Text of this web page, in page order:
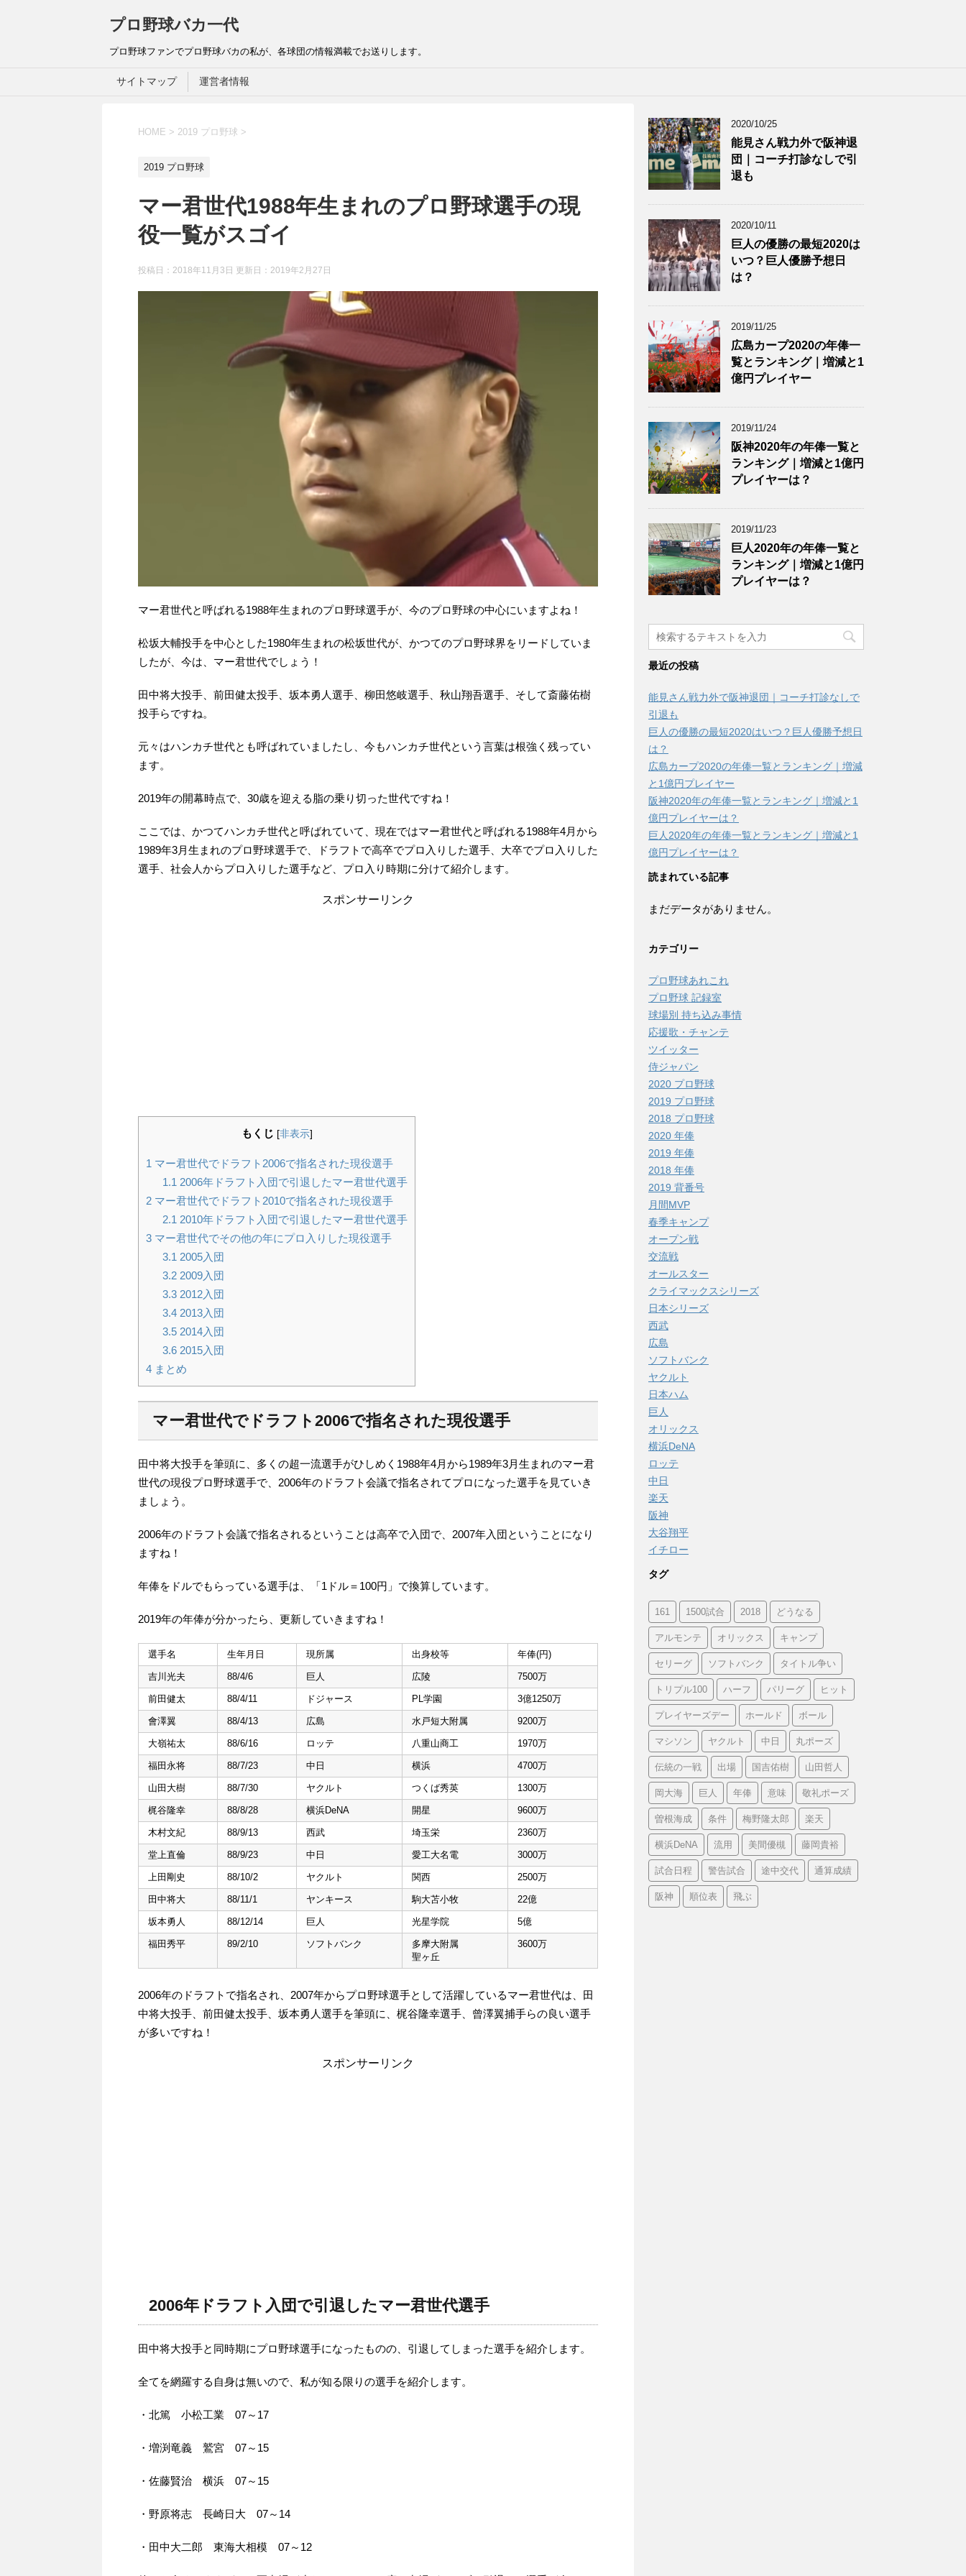
プロ野球バカ一代
プロ野球ファンでプロ野球バカの私が、各球団の情報満載でお送りします。
サイトマップ 運営者情報
HOME > 2019 プロ野球 >
2019 プロ野球
マー君世代1988年生まれのプロ野球選手の現
役一覧がスゴイ
投稿日：2018年11月3日 更新日： 2019年2月27日
マー君世代と呼ばれる1988年生まれのプロ野球選手が、今のプロ野球の中心にいますよね！
松坂大輔投手を中心とした1980年生まれの松坂世代が、かつてのプロ野球界をリードしていま
したが、今は、マー君世代でしょう！
田中将大投手、前田健太投手、坂本勇人選手、柳田悠岐選手、秋山翔吾選手、そして斎藤佑樹
投手らですね。
元々はハンカチ世代とも呼ばれていましたし、今もハンカチ世代という言葉は根強く残ってい
ます。
2019年の開幕時点で、30歳を迎える脂の乗り切った世代ですね！
ここでは、かつてハンカチ世代と呼ばれていて、現在ではマー君世代と呼ばれる1988年4月から
1989年3月生まれのプロ野球選手で、ドラフトで高卒でプロ入りした選手、大卒でプロ入りした
選手、社会人からプロ入りした選手など、プロ入り時期に分けて紹介します。
スポンサーリンク
もくじ [非表示]
1 マー君世代でドラフト2006で指名された現役選手
1.1 2006年ドラフト入団で引退したマー君世代選手
2 マー君世代でドラフト2010で指名された現役選手
2.1 2010年ドラフト入団で引退したマー君世代選手
3 マー君世代でその他の年にプロ入りした現役選手
3.1 2005入団
3.22009入団
3.32012入団
3.42013入団
3.52014入団
3.62015入団
4 まとめ
マー君世代でドラフト2006で指名された現役選手
田中将大投手を筆頭に、多くの超一流選手がひしめく1988年4月から1989年3月生まれのマー君
世代の現役プロ野球選手で、2006年のドラフト会議で指名されてプロになった選手を見ていき
ましょう。
2006年のドラフト会議で指名されるということは高卒で入団で、2007年入団ということになり
ますね！
年俸をドルでもらっている選手は、「1ドル＝100円」で換算しています。
2019年の年俸が分かったら、更新していきますね！
選手名 生年月日 現所属 出身校等 年俸(円)
吉川光夫 88/4/6 巨人 広陵 7500万
前田健太 88/4/11 ドジャース PL学園 3億1250万
會澤翼 88/4/13 広島 水戸短大附属 9200万
大嶺祐太 88/6/16 ロッテ 八重山商工 1970万
福田永将 88/7/23 中日 横浜 4700万
山田大樹 88/7/30 ヤクルト つくば秀英 1300万
梶谷隆幸 88/8/28 横浜DeNA 開星 9600万
木村文紀 88/9/13 西武 埼玉栄 2360万
堂上直倫 88/9/23 中日 愛工大名電 3000万
上田剛史 88/10/2 ヤクルト 関西 2500万
田中将大 88/11/1 ヤンキース 駒大苫小牧 22億
坂本勇人 88/12/14 巨人 光星学院 5億
福田秀平 89/2/10 ソフトバンク
多摩大附属
聖ヶ丘
3600万
2006年のドラフトで指名され、2007年からプロ野球選手として活躍しているマー君世代は、田
中将大投手、前田健太投手、坂本勇人選手を筆頭に、梶谷隆幸選手、曾澤翼捕手らの良い選手
が多いですね！
スポンサーリンク
2006年ドラフト入団で引退したマー君世代選手
田中将大投手と同時期にプロ野球選手になったものの、引退してしまった選手を紹介します。
全てを網羅する自身は無いので、私が知る限りの選手を紹介します。
・北篤 小松工業 07～17
・増渕竜義 鷲宮 07～15
・佐藤賢治 横浜 07～15
・野原将志 長崎日大 07～14
・田中大二郎 東海大相模 07～12
2020/10/25
能見さん戦力外で阪神退
団｜コーチ打診なしで引
退も
2020/10/11
巨人の優勝の最短2020は
いつ？巨人優勝予想日
は？
2019/11/25
広島カープ2020の年俸一
覧とランキング｜増減と1
億円プレイヤー
2019/11/24
阪神2020年の年俸一覧と
ランキング｜増減と1億円
プレイヤーは？
2019/11/23
巨人2020年の年俸一覧と
ランキング｜増減と1億円
プレイヤーは？
最近の投稿
能見さん戦力外で阪神退団｜コーチ打診なしで
引退も
巨人の優勝の最短2020はいつ？巨人優勝予想日
は？
広島カープ2020の年俸一覧とランキング｜増減
と1億円プレイヤー
阪神2020年の年俸一覧とランキング｜増減と1
億円プレイヤーは？
巨人2020年の年俸一覧とランキング｜増減と1
億円プレイヤーは？
読まれている記事
まだデータがありません。
カテゴリー
プロ野球あれこれ
プロ野球 記録室
球場別 持ち込み事情
応援歌・チャンテ
ツイッター
侍ジャパン
2020 プロ野球
2019 プロ野球
2018 プロ野球
2020 年俸
2019 年俸
2018 年俸
2019 背番号
月間MVP
春季キャンプ
オープン戦
交流戦
オールスター
クライマックスシリーズ
日本シリーズ
西武
広島
ソフトバンク
ヤクルト
日本ハム
巨人
オリックス
横浜DeNA
ロッテ
中日
楽天
阪神
大谷翔平
イチロー
タグ
161 1500試合 2018 どうなる
アルモンテ オリックス キャンプ
セリーグ ソフトバンク タイトル争い
トリプル100 ハーフ パリーグ ヒット
プレイヤーズデー ホールド ボール
マシソン ヤクルト 中日 丸ポーズ
伝統の一戦 出場 国吉佑樹 山田哲人
岡大海 巨人 年俸 意味 敬礼ポーズ
曽根海成 条件 梅野隆太郎 楽天
横浜DeNA 流用 美間優槻 藤岡貴裕
試合日程 警告試合 途中交代 通算成績
阪神 順位表 飛ぶ